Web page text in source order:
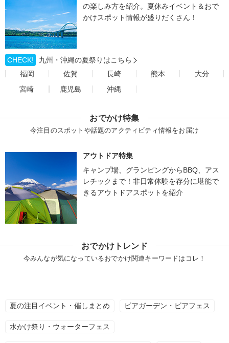
の楽しみ方を紹介。夏休みイベント＆おで
かけスポット情報が盛りだくさん！
CHECK!
九州・沖縄の夏祭りはこちら
福岡
佐賀 長崎 熊本
大分
宮崎
鹿児島 沖縄
おでかけ特集
今注目のスポットや話題のアクティビティ情報をお届け
アウトドア特集
キャンプ場、グランピングからBBQ、アス
レチックまで！非日常体験を存分に堪能で
きるアウトドアスポットを紹介
おでかけトレンド
今みんなが気になっているおでかけ関連キーワードはコレ！
夏の注目イベント・催しまとめ ビアガーデン・ビアフェス
水かけ祭り・ウォーターフェス